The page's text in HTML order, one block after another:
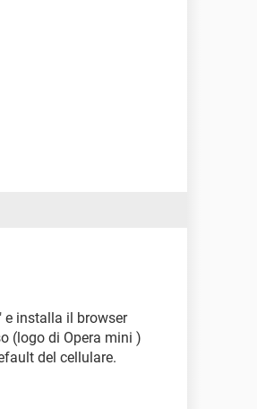
e installa il browser
(logo di Opera mini )
del cellulare.